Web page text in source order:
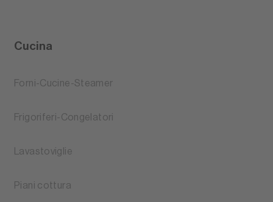
Cucina
Forni-Cucine-Steamer
Frigoriferi-Congelatori
Lavastoviglie
Piani cottura